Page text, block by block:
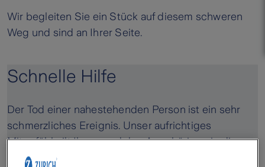
Wir begleiten Sie ein Stück auf diesem schweren
Weg und sind an Ihrer Seite.
Schnelle Hilfe
Der Tod einer nahestehenden Person ist ein sehr
schmerzliches Ereignis. Unser aufrichtiges
Mitgefühl gilt Ihnen und den Angehörigen in dieser
schwierigen Zeit. Wir möchten Ihnen möglichst